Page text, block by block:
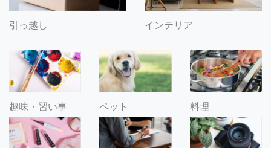
引っ越し インテリア
趣味・習い事 ペット 料理